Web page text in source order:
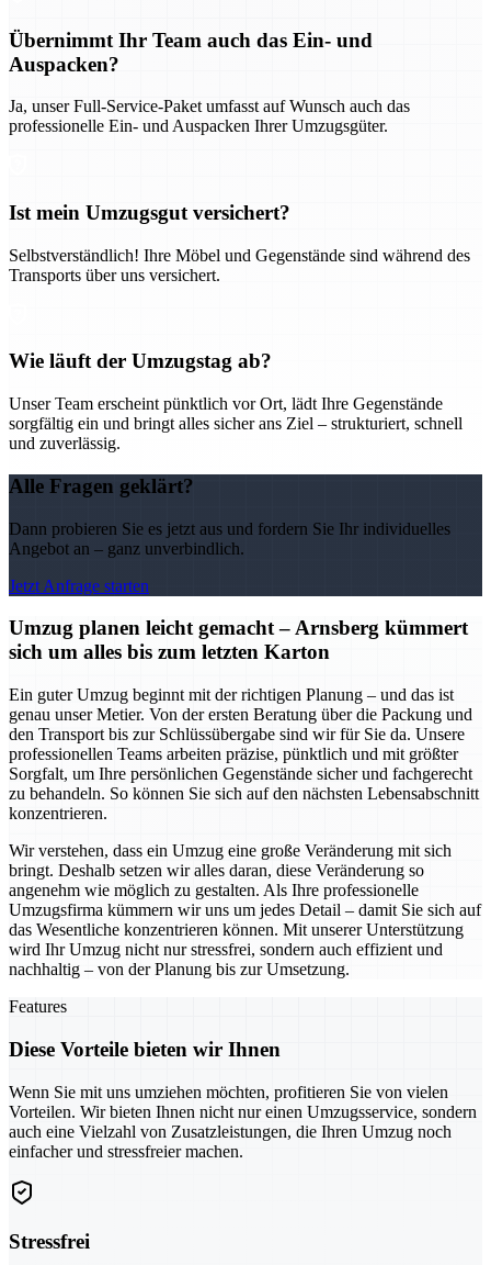
Übernimmt Ihr Team auch das Ein- und
Auspacken?
Ja, unser Full-Service-Paket umfasst auf Wunsch auch das
professionelle Ein- und Auspacken Ihrer Umzugsgüter.
Ist mein Umzugsgut versichert?
Selbstverständlich! Ihre Möbel und Gegenstände sind während des
Transports über uns versichert.
Wie läuft der Umzugstag ab?
Unser Team erscheint pünktlich vor Ort, lädt Ihre Gegenstände
sorgfältig ein und bringt alles sicher ans Ziel – strukturiert, schnell
und zuverlässig.
Alle Fragen geklärt?
Dann probieren Sie es jetzt aus und fordern Sie Ihr individuelles
Angebot an – ganz unverbindlich.
Jetzt Anfrage starten
Umzug planen leicht gemacht – Arnsberg kümmert
sich um alles bis zum letzten Karton
Ein guter Umzug beginnt mit der richtigen Planung – und das ist
genau unser Metier. Von der ersten Beratung über die Packung und
den Transport bis zur Schlüssübergabe sind wir für Sie da. Unsere
professionellen Teams arbeiten präzise, pünktlich und mit größter
Sorgfalt, um Ihre persönlichen Gegenstände sicher und fachgerecht
zu behandeln. So können Sie sich auf den nächsten Lebensabschnitt
konzentrieren.
Wir verstehen, dass ein Umzug eine große Veränderung mit sich
bringt. Deshalb setzen wir alles daran, diese Veränderung so
angenehm wie möglich zu gestalten. Als Ihre professionelle
Umzugsfirma kümmern wir uns um jedes Detail – damit Sie sich auf
das Wesentliche konzentrieren können. Mit unserer Unterstützung
wird Ihr Umzug nicht nur stressfrei, sondern auch effizient und
nachhaltig – von der Planung bis zur Umsetzung.
Features
Diese Vorteile bieten wir Ihnen
Wenn Sie mit uns umziehen möchten, profitieren Sie von vielen
Vorteilen. Wir bieten Ihnen nicht nur einen Umzugsservice, sondern
auch eine Vielzahl von Zusatzleistungen, die Ihren Umzug noch
einfacher und stressfreier machen.
Stressfrei